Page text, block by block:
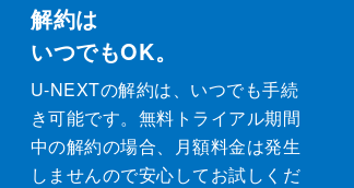
解約は
いつでもOK。
U-NEXTの解約は、いつでも手続
き可能です。無料トライアル期間
中の解約の場合、月額料金は発生
しませんので安心してお試しくだ